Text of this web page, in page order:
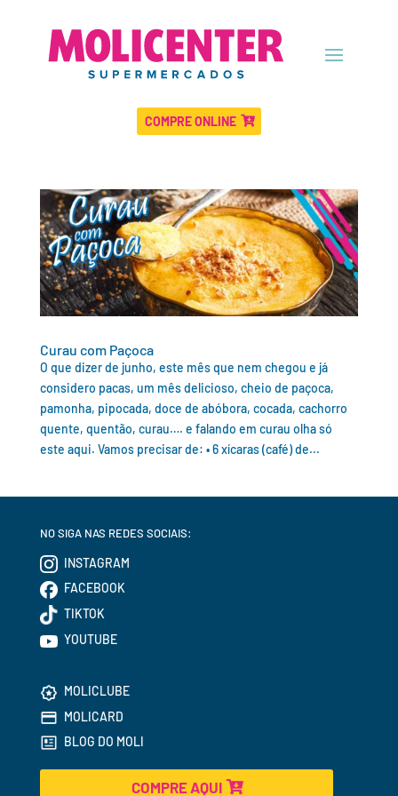
COMPRE ONLINE
Curau com Paçoca
O que dizer de junho, este mês que nem chegou e já
considero pacas, um mês delicioso, cheio de paçoca,
pamonha, pipocada, doce de abóbora, cocada, cachorro
quente, quentão, curau…. e falando em curau olha só
este aqui. Vamos precisar de: • 6 xícaras (café) de...
NO SIGA NAS REDES SOCIAIS:
INSTAGRAM
FACEBOOK
TIKTOK
YOUTUBE
MOLICLUBE
MOLICARD
BLOG DO MOLI
COMPRE AQUI